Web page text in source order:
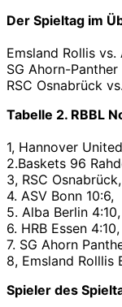
Der Spieltag im
Emsland Rollis
SG Ahorn-
RSC Osnabrück
Tabelle 2. RBBL
1, Hannover
2.Baskets 96
3, RSC
4. ASV Bonn 10:6,
5. Alba Berlin 4:10,
6. HRB Essen 4:10,
7. SG Ahorn
8, Emsland Rolllis
Spieler des